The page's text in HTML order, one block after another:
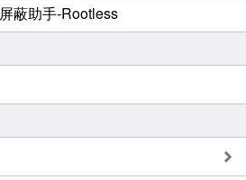
蔽助手-Rootless